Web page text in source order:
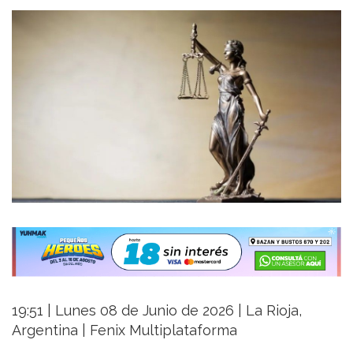
19:51 | Lunes 08 de Junio de 2026 | La Rioja,
Argentina | Fenix Multiplataforma